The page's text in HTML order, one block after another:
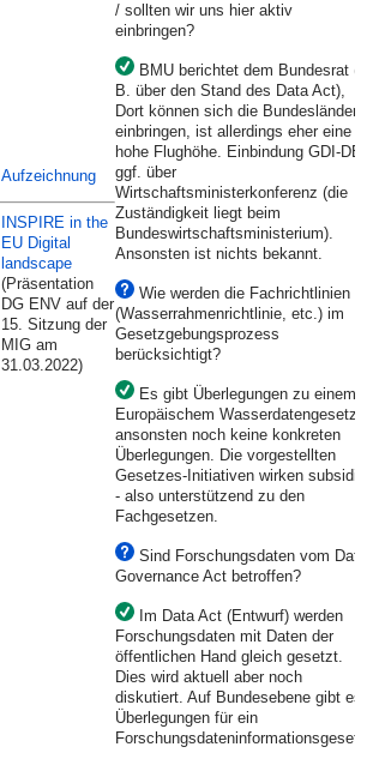
Aufzeichnung
INSPIRE in the
EU Digital
landscape
(Präsentation
DG ENV auf der
15. Sitzung der
MIG am
31.03.2022)
/ sollten wir uns hier aktiv
einbringen?
BMU berichtet dem Bundesrat
B. über den Stand des Data Act),
Dort können sich die Bundesländer
einbringen, ist allerdings eher eine
hohe Flughöhe. Einbindung GDI-DE
ggf. über
Wirtschaftsministerkonferenz (die
Zuständigkeit liegt beim
Bundeswirtschaftsministerium).
Ansonsten ist nichts bekannt.
Wie werden die Fachrichtlinien
(Wasserrahmenrichtlinie, etc.) im
Gesetzgebungsprozess
berücksichtigt?
Es gibt Überlegungen zu einem
Europäischem Wasserdatengesetz,
ansonsten noch keine konkreten
Überlegungen. Die vorgestellten
Gesetzes-Initiativen wirken
- also unterstützend zu den
Fachgesetzen.
Sind Forschungsdaten vom Data
Governance Act betroffen?
Im Data Act (Entwurf) werden
Forschungsdaten mit Daten der
öffentlichen Hand gleich gesetzt.
Dies wird aktuell aber noch
diskutiert. Auf Bundesebene gibt es
Überlegungen für ein